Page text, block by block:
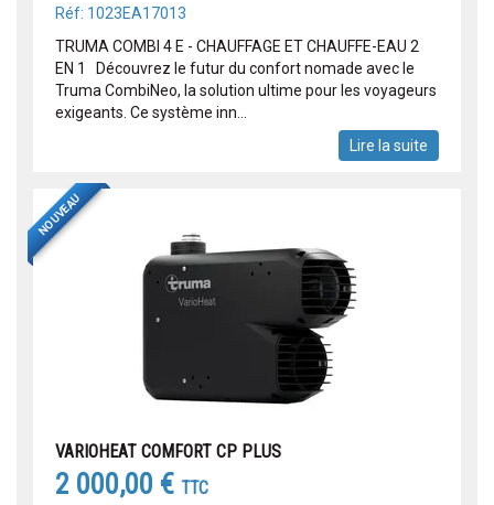
Réf: 1023EA17013
TRUMA COMBI 4 E - CHAUFFAGE ET CHAUFFE-EAU 2
EN 1 Découvrez le futur du confort nomade avec le
Truma CombiNeo, la solution ultime pour les voyageurs
exigeants. Ce système inn...
Lire la suite
NOUVEAU
VARIOHEAT COMFORT CP PLUS
2 000,00 € TTC